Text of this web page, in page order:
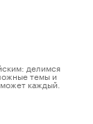
делимся
темы и
каждый.